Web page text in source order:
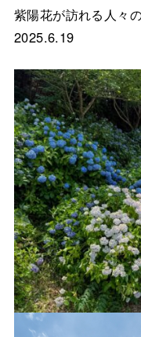
紫陽花が訪れる人々
2025.6.19